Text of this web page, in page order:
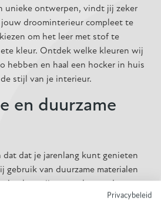
unieke ontwerpen, vindt jij zeker
droominterieur compleet te
om het leer met stof te
kleur. Ontdek welke kleuren wij
hebben en haal een hocker in huis
stijl van je interieur.
en duurzame
dat dat je jarenlang kunt genieten
gebruik van duurzame materialen
hockers zijn gemaakt van duurzame
met FABRAA. Zo brengen wePrivacybeleid